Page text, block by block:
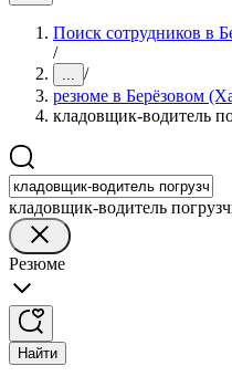
Поиск сотрудников в
/
... /
резюме в Берёзовом
кладовщик-водитель
кладовщик-водитель
Резюме
Найти